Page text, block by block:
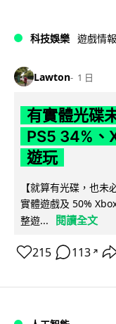
科技娛樂 遊戲情報
Lawton 1 日
有實體光碟
PS5 34%、
遊玩
【就算有光碟，也
實體遊戲及 50%
整遊...
閱讀全文
215 113 ↗